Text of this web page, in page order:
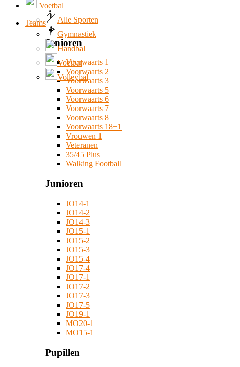
Voetbal
Alle Sporten
Gymnastiek
Handbal
Voetbal
Volleybal
Teams
Senioren
Voorwaarts 1
Voorwaarts 2
Voorwaarts 3
Voorwaarts 5
Voorwaarts 6
Voorwaarts 7
Voorwaarts 8
Voorwaarts 18+1
Vrouwen 1
Veteranen
35/45 Plus
Walking Football
Junioren
JO14-1
JO14-2
JO14-3
JO15-1
JO15-2
JO15-3
JO15-4
JO17-4
JO17-1
JO17-2
JO17-3
JO17-5
JO19-1
MO20-1
MO15-1
Pupillen